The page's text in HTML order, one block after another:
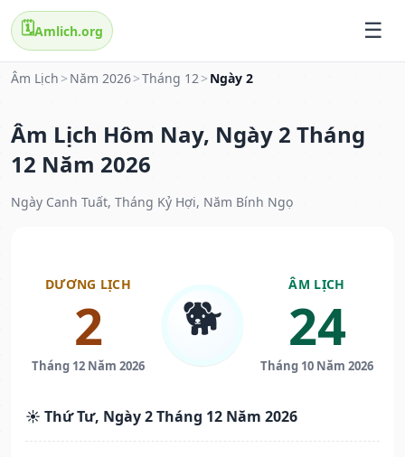
🗓️Amlich.org
Âm Lịch > Năm 2026>Tháng 12> Ngày 2
Âm Lịch Hôm Nay, Ngày 2 Tháng
12 Năm 2026
Ngày Canh Tuất, Tháng Kỷ Hợi, Năm Bính Ngọ
DƯƠNG LỊCH
2
Tháng 12 Năm 2026
🐕
ÂM LỊCH
24
Tháng 10 Năm 2026
☀️ Thứ Tư, Ngày 2 Tháng 12 Năm 2026